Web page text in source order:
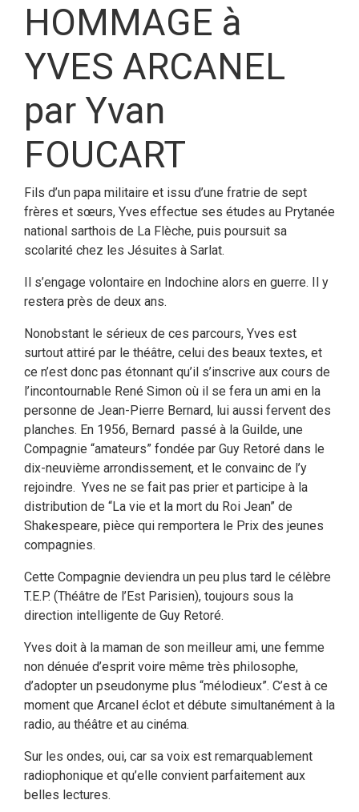
HOMMAGE à
YVES ARCANEL
par Yvan
FOUCART
Fils d’un papa militaire et issu d’une fratrie de sept
frères et sœurs, Yves effectue ses études au Prytanée
national sarthois de La Flèche, puis poursuit sa
scolarité chez les Jésuites à Sarlat.
Il s’engage volontaire en Indochine alors en guerre. Il y
restera près de deux ans.
Nonobstant le sérieux de ces parcours, Yves est
surtout attiré par le théâtre, celui des beaux textes, et
ce n’est donc pas étonnant qu’il s’inscrive aux cours de
l’incontournable René Simon où il se fera un ami en la
personne de Jean-Pierre Bernard, lui aussi fervent des
planches. En 1956, Bernard passé à la Guilde, une
Compagnie “amateurs” fondée par Guy Retoré dans le
dix-neuvième arrondissement, et le convainc de l’y
rejoindre. Yves ne se fait pas prier et participe à la
distribution de “La vie et la mort du Roi Jean” de
Shakespeare, pièce qui remportera le Prix des jeunes
compagnies.
Cette Compagnie deviendra un peu plus tard le célèbre
T.E.P. (Théâtre de l’Est Parisien), toujours sous la
direction intelligente de Guy Retoré.
Yves doit à la maman de son meilleur ami, une femme
non dénuée d’esprit voire même très philosophe,
d’adopter un pseudonyme plus “mélodieux”. C’est à ce
moment que Arcanel éclot et débute simultanément à la
radio, au théâtre et au cinéma.
Sur les ondes, oui, car sa voix est remarquablement
radiophonique et qu’elle convient parfaitement aux
belles lectures.